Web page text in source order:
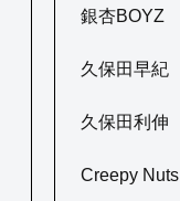
銀杏BOYZ
久保田早紀
久保田利伸
Creepy Nuts